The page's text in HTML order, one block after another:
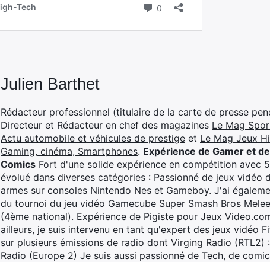
Julien Barthet
Rédacteur professionnel (titulaire de la carte de presse
Directeur et Rédacteur en chef des magazines Le Mag
Actu automobile et véhicules de prestige et Le Mag Jeux
Gaming, cinéma, Smartphones. Expérience de Gamer et
Comics Fort d'une solide expérience en compétition avec
évolué dans diverses catégories : Passionné de jeux vidéo
armes sur consoles Nintendo Nes et Gameboy. J'ai
du tournoi du jeu vidéo Gamecube Super Smash Bros
(4ème national). Expérience de Pigiste pour Jeux
ailleurs, je suis intervenu en tant qu'expert des jeux vidéo
sur plusieurs émissions de radio dont Virging Radio (RTL2) :
Radio (Europe 2) Je suis aussi passionné de Tech, de